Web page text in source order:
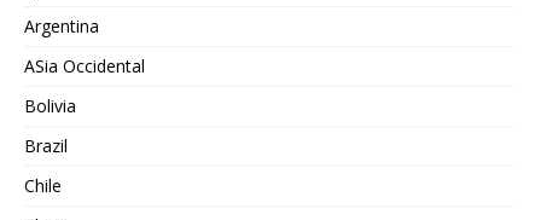
Argentina
ASia Occidental
Bolivia
Brazil
Chile